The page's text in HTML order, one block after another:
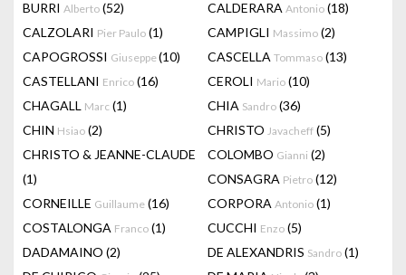
BURRI Alberto (52) CALDERARA Antonio (18)
CALZOLARI Pier Paulo (1) CAMPIGLI Massimo (2)
CAPOGROSSI Giuseppe(10) CASCELLA Tommaso (13)
CASTELLANI Enrico (16) CEROLI Mario (10)
CHAGALL Marc (1) CHIA Sandro (36)
CHIN Hsiao (2) CHRISTO Javacheff (5)
CHRISTO & JEANNE-CLAUDE
(1)
COLOMBO Gianni (2)
CONSAGRA Pietro (12)
CORNEILLE Guillaume (16) CORPORA Antonio (1)
COSTALONGA Franco (1) CUCCHI Enzo (5)
DADAMAINO (2) DE ALEXANDRIS Sandro (1)